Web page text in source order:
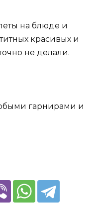
на блюде и
красивых и
не делали.
гарнирами и